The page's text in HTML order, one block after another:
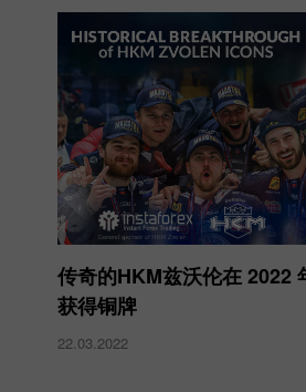
传奇的HKM兹沃伦在 2022
获得铜牌
22.03.2022